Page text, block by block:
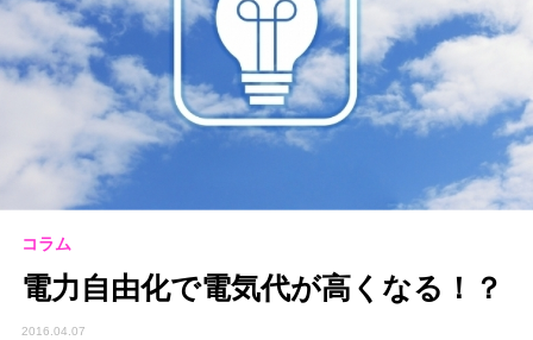
コラム
電力自由化で電気代が高くなる！？
2016.04.07